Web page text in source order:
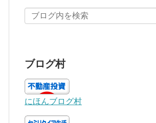
ブログ村
にほんブログ村